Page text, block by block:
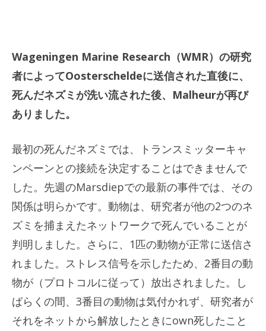
Wageningen Marine Research（WMR）の研究
者によってOosterscheldeに送信された直後に、
死んだネズミが洗い流された後、Malheurが再び
ありました。
最初の死んだネズミでは、トランスミッターキャ
ンペーンとの接続を決定することはできませんで
した。先週のMarsdiepでの最新の事件では、その
関係は明らかです。動物は、研究者が他の2つのネ
ズミを捕まえたネットワークで死んでいることが
判明しました。さらに、1匹の動物が正常に送信さ
れました。ストレス信号を示したため、2番目の動
物が（プロトコルに従って）放出されました。し
ばらくの間、3番目の動物は気付かれず、研究者が
それをネットから解放したときにown死したこと